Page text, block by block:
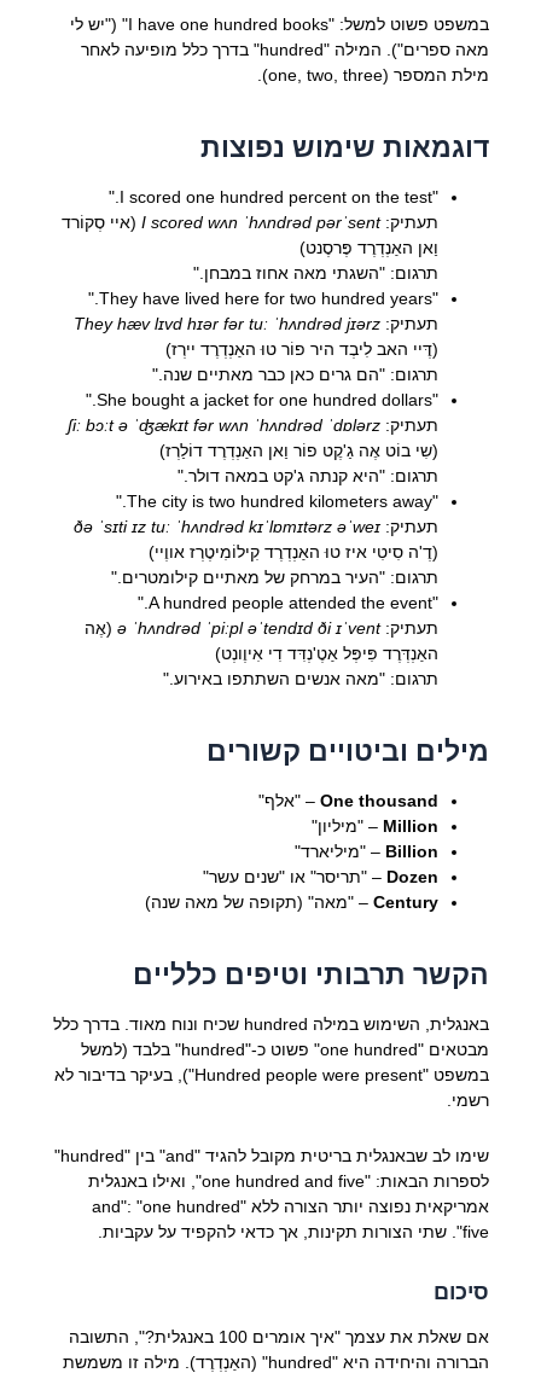
במשפט פשוט למשל: "I have one hundred books" ("יש לי
מאה ספרים"). המילה "hundred" בדרך כלל מופיעה לאחר
מילת המספר (one, two, three).
דוגמאות שימוש נפוצות
"I scored one hundred percent on the test."
תעתיק:I scored wʌn ˈhʌndrəd pərˈsent(איי סְקוֹרד
וַאן האַנְדְרֶד פֶּרסֶנט)
תרגום: "השגתי מאה אחוז במבחן."
"They have lived here for two hundred years."
תעתיק: They hæv lɪvd hɪər fər tuː ˈhʌndrəd jɪərz
(דֶּיי האב לִיבְד היר פוֹר טוּ האַנְדְרֶד יירְז)
תרגום: "הם גרים כאן כבר מאתיים שנה."
"She bought a jacket for one hundred dollars."
תעתיק: ʃiː bɔːt ə ˈʤækɪt fər wʌn ˈhʌndrəd ˈdɒlərz
(שִי בוֹט אֶה גַ'קֶט פוֹר וַאן האַנְדְרֶד דוֹלַרְז)
תרגום: "היא קנתה ג'קט במאה דולר."
"The city is two hundred kilometers away."
תעתיק:ðə ˈsɪti ɪz tuː ˈhʌndrəd kɪˈlɒmɪtərz əˈweɪ
(דֶ'ה סִיטִי איז טוּ האַנְדְרֶד קִילוֹמִיטֶרְז אווֶיי)
תרגום: "העיר במרחק של מאתיים קילומטרים."
"A hundred people attended the event."
תעתיק:ə ˈhʌndrəd ˈpiːpl əˈtendɪd ði ɪˈvent(אֶה
האַנְדְּרֶד פִּיפְּל אַטֶ'נְדִּד דִי אִיוֶונְט)
תרגום: "מאה אנשים השתתפו באירוע."
מילים וביטויים קשורים
One thousand– "אלף"
Million – "מיליון"
Billion – "מיליארד"
Dozen – "תריסר" או "שנים עשר"
Century– "מאה" (תקופה של מאה שנה)
הקשר תרבותי וטיפים כלליים
באנגלית, השימוש במילה hundred שכיח ונוח מאוד. בדרך כלל
מבטאים "one hundred" פשוט כ-"hundred" בלבד (למשל
במשפט "Hundred people were present"), בעיקר בדיבור לא
רשמי.
שימו לב שבאנגלית בריטית מקובל להגיד "and" בין "hundred"
לספרות הבאות: "one hundred and five", ואילו באנגלית
אמריקאית נפוצה יותר הצורה ללא "and": "one hundred
five". שתי הצורות תקינות, אך כדאי להקפיד על עקביות.
סיכום
אם שאלת את עצמך "איך אומרים 100 באנגלית?", התשובה
הברורה והיחידה היא "hundred" (האַנְדְרֶד). מילה זו משמשת